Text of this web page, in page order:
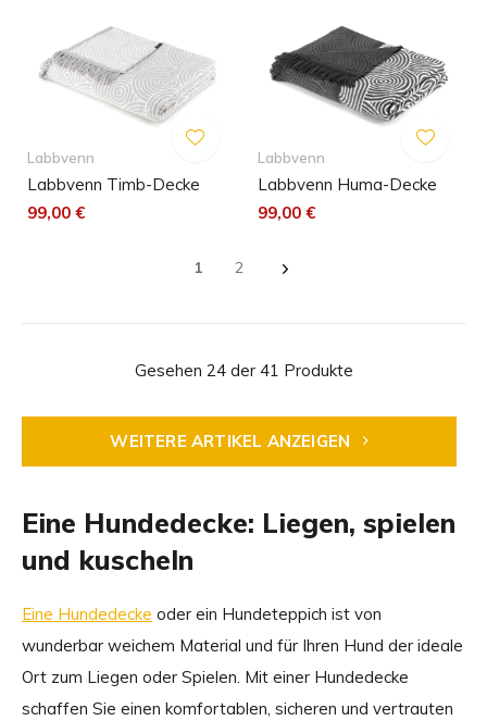
Labbvenn
Labbvenn Timb-Decke
99,00 €
Labbvenn
Labbvenn Huma-Decke
99,00 €
1 2
Gesehen 24 der 41 Produkte
WEITERE ARTIKEL ANZEIGEN
Eine Hundedecke: Liegen, spielen
und kuscheln
Eine Hundedecke oder ein Hundeteppich ist von
wunderbar weichem Material und für Ihren Hund der ideale
Ort zum Liegen oder Spielen. Mit einer Hundedecke
schaffen Sie einen komfortablen, sicheren und vertrauten